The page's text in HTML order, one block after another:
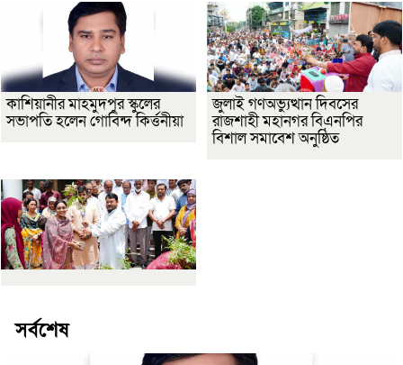
কাশিয়ানীর মাহমুদপুর স্কুলের
সভাপতি হলেন গোবিন্দ কির্ত্তনীয়া
জুলাই গণঅভ্যুত্থান দিবসের
রাজশাহী মহানগর বিএনপির
বিশাল সমাবেশ অনুষ্ঠিত
সর্বশেষ